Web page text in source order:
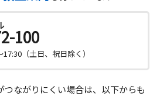
100
17:30（土日、祝日除く）
つながりにくい場合は、以下からも